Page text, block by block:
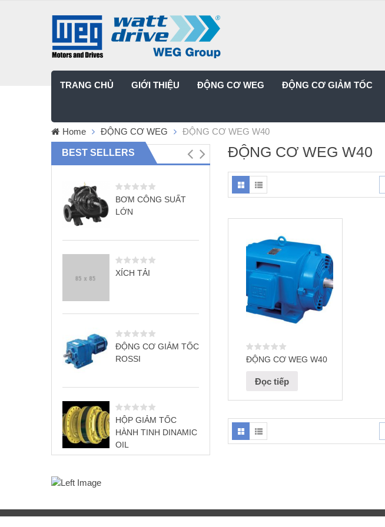
TRANG CHỦ GIỚI THIỆU ĐỘNG CƠ WEG ĐỘNG CƠ GIẢM TỐC
Home ĐỘNG CƠ WEG ĐỘNG CƠ WEG W40
BEST SELLERS
BƠM CÔNG SUẤT
LỚN
XÍCH TẢI
ĐỘNG CƠ GIẢM TỐC
ROSSI
HỘP GIẢM TỐC
HÀNH TINH DINAMIC
OIL
ĐỘNG CƠ WEG W40
ĐỘNG CƠ WEG W40
Đọc tiếp